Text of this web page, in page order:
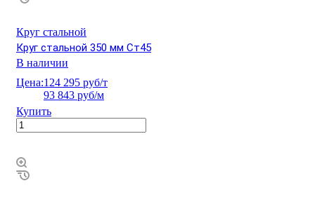
Круг стальной
Круг стальной 350 мм Ст45
В наличии
Цена:124 295 руб/т
93 843 руб/м
Купить